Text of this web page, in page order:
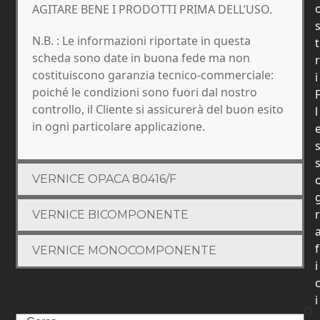
AGITARE BENE I PRODOTTI PRIMA DELL’USO.
N.B. : Le informazioni riportate in questa
scheda sono date in buona fede ma non
costituiscono garanzia tecnico-commerciale:
poiché le condizioni sono fuori dal nostro
controllo, il Cliente si assicurerà del buon esito
in ogni particolare applicazione.
VERNICE OPACA 80416/F
VERNICE BICOMPONENTE
VERNICE MONOCOMPONENTE
s
t
r
i
F
l
s
s
r
f
i
c
i